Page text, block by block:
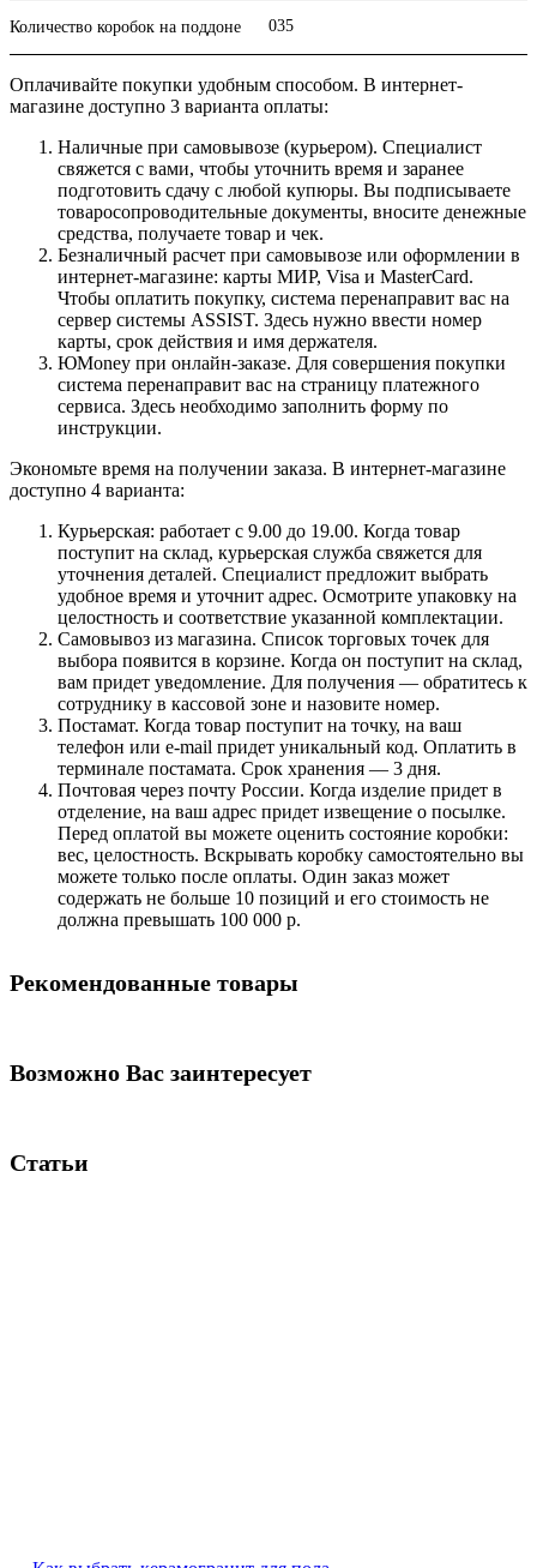
Количество коробок на поддоне 035
Оплачивайте покупки удобным способом. В интернет-
магазине доступно 3 варианта оплаты:
Наличные при самовывозе (курьером). Специалист
свяжется с вами, чтобы уточнить время и заранее
подготовить сдачу с любой купюры. Вы подписываете
товаросопроводительные документы, вносите денежные
средства, получаете товар и чек.
Безналичный расчет при самовывозе или оформлении в
интернет-магазине: карты МИР, Visa и MasterCard.
Чтобы оплатить покупку, система перенаправит вас на
сервер системы ASSIST. Здесь нужно ввести номер
карты, срок действия и имя держателя.
ЮMoney при онлайн-заказе. Для совершения покупки
система перенаправит вас на страницу платежного
сервиса. Здесь необходимо заполнить форму по
инструкции.
Экономьте время на получении заказа. В интернет-магазине
доступно 4 варианта:
Курьерская: работает с 9.00 до 19.00. Когда товар
поступит на склад, курьерская служба свяжется для
уточнения деталей. Специалист предложит выбрать
удобное время и уточнит адрес. Осмотрите упаковку на
целостность и соответствие указанной комплектации.
Самовывоз из магазина. Список торговых точек для
выбора появится в корзине. Когда он поступит на склад,
вам придет уведомление. Для получения — обратитесь к
сотруднику в кассовой зоне и назовите номер.
Постамат. Когда товар поступит на точку, на ваш
телефон или e-mail придет уникальный код. Оплатить в
терминале постамата. Срок хранения — 3 дня.
Почтовая через почту России. Когда изделие придет в
отделение, на ваш адрес придет извещение о посылке.
Перед оплатой вы можете оценить состояние коробки:
вес, целостность. Вскрывать коробку самостоятельно вы
можете только после оплаты. Один заказ может
содержать не больше 10 позиций и его стоимость не
должна превышать 100 000 р.
Рекомендованные товары
Возможно Вас заинтересует
Статьи